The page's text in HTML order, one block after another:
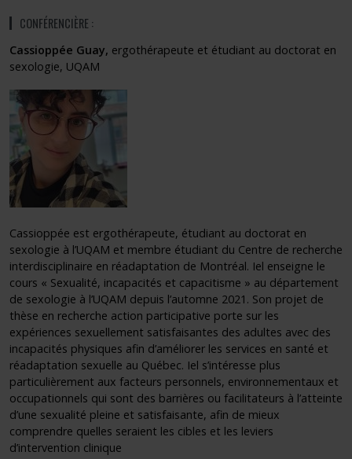
CONFÉRENCIÈRE :
Cassioppée Guay, ergothérapeute et étudiant au doctorat en
sexologie, UQAM
Cassioppée est ergothérapeute, étudiant au doctorat en
sexologie à l’UQAM et membre étudiant du Centre de recherche
interdisciplinaire en réadaptation de Montréal. Iel enseigne le
cours « Sexualité, incapacités et capacitisme » au département
de sexologie à l’UQAM depuis l’automne 2021. Son projet de
thèse en recherche action participative porte sur les
expériences sexuellement satisfaisantes des adultes avec des
incapacités physiques afin d’améliorer les services en santé et
réadaptation sexuelle au Québec. Iel s’intéresse plus
particulièrement aux facteurs personnels, environnementaux et
occupationnels qui sont des barrières ou facilitateurs à l’atteinte
d’une sexualité pleine et satisfaisante, afin de mieux
comprendre quelles seraient les cibles et les leviers
d’intervention clinique